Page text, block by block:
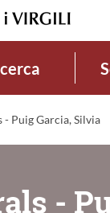
- Puig Garcia, Silvia
-